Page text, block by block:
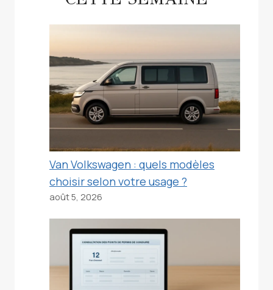
Van Volkswagen : quels modèles
choisir selon votre usage ?
août 5, 2026